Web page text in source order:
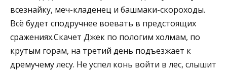
всезнайку, меч-кладенец и башмаки-скороходы.
Всё будет сподручнее воевать в предстоящих
сражениях.Скачет Джек по пологим холмам, по
крутым горам, на третий день подъезжает к
дремучему лесу. Не успел конь войти в лес, слышит